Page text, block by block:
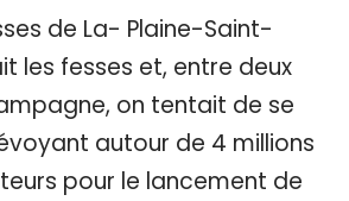
de La- Plaine-Saint-
les fesses et, entre deux
on tentait de se
autour de 4 millions
pour le lancement de